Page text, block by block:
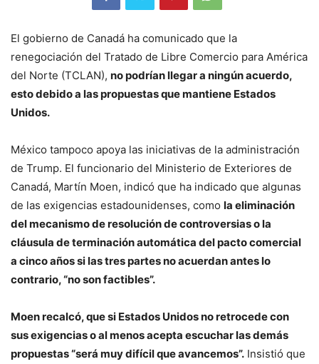
El gobierno de Canadá ha comunicado que la
renegociación del Tratado de Libre Comercio para América
del Norte (TCLAN), no podrían llegar a ningún acuerdo,
esto debido a las propuestas que mantiene Estados
Unidos.
México tampoco apoya las iniciativas de la administración
de Trump. El funcionario del Ministerio de Exteriores de
Canadá, Martín Moen, indicó que ha indicado que algunas
de las exigencias estadounidenses, como la eliminación
del mecanismo de resolución de controversias o la
cláusula de terminación automática del pacto comercial
a cinco años si las tres partes no acuerdan antes lo
contrario, “no son factibles”.
Moen recalcó, que si Estados Unidos no retrocede con
sus exigencias o al menos acepta escuchar las demás
propuestas “será muy difícil que avancemos”. Insistió que